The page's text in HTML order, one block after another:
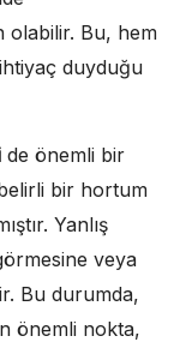
olabilir. Bu, hem
duyduğu
de önemli bir
bir hortum
Yanlış
veya
Bu durumda,
önemli nokta,